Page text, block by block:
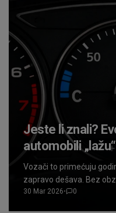
Jeste li znali?
automobili
Vozači to primećuju
zapravo dešava. Bez
autoputem ili vučete
30 Mar 2026• 0